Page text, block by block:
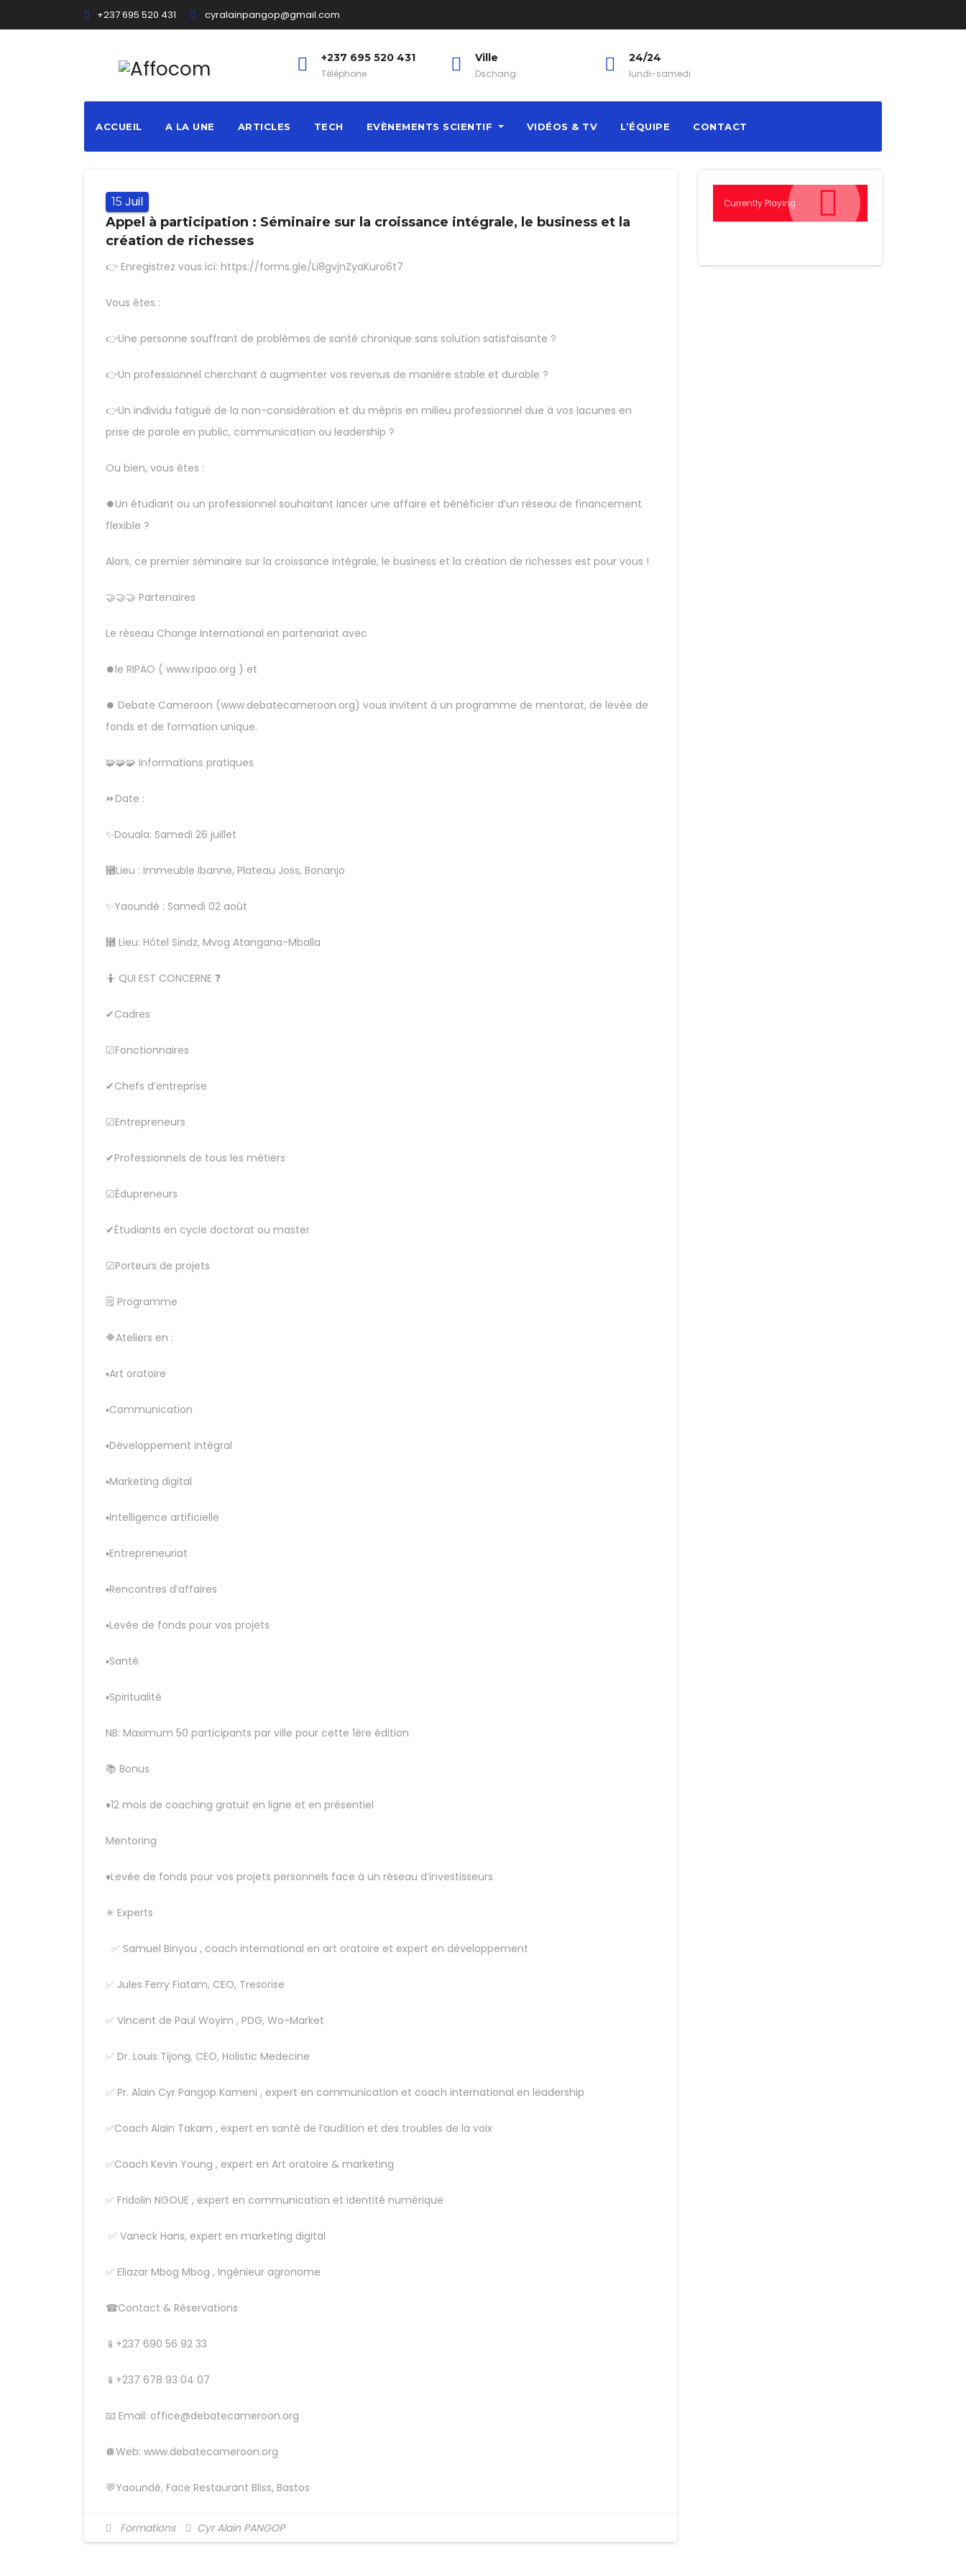
au
+237 695 520 431 cyralainpangop@gmail.com
+237 695 520 431
Téléphone
Ville
Dschang
24/24
lundi-samedi
ACCUEIL A LA UNE ARTICLES TECH EVÈNEMENTS SCIENTIF VIDÉOS & TV L’ÉQUIPE CONTACT
15 Juil
Appel à participation : Séminaire sur la croissance intégrale, le business et la
création de richesses
👉 Enregistrez vous ici: https://forms.gle/Li8gvjnZyaKuro6t7
Vous êtes :
👉Une personne souffrant de problèmes de santé chronique sans solution satisfaisante ?
👉Un professionnel cherchant à augmenter vos revenus de manière stable et durable ?
👉Un individu fatigué de la non-considération et du mépris en milieu professionnel due à vos lacunes en
prise de parole en public, communication ou leadership ?
Ou bien, vous êtes :
⏺Un étudiant ou un professionnel souhaitant lancer une affaire et bénéficier d’un réseau de financement
flexible ?
Alors, ce premier séminaire sur la croissance intégrale, le business et la création de richesses est pour vous !
🤝🤝🤝 Partenaires
Le réseau Change International en partenariat avec
⏺le RIPAO ( www.ripao.org ) et
⏺ Debate Cameroon (www.debatecameroon.org) vous invitent à un programme de mentorat, de levée de
fonds et de formation unique.
🧩🧩🧩 Informations pratiques
⏩Date :
✨Douala: Samedi 26 juillet
⿫Lieu : Immeuble Ibanne, Plateau Joss, Bonanjo
✨Yaoundé : Samedi 02 août
⿫ Lieu: Hôtel Sindz, Mvog Atangana-Mballa
🤷 QUI EST CONCERNE ❓
✔Cadres
☑Fonctionnaires
✔Chefs d’entreprise
☑Entrepreneurs
✔Professionnels de tous les métiers
☑Édupreneurs
✔Étudiants en cycle doctorat ou master
☑Porteurs de projets
🗒 Programme
🔶Ateliers en :
▪Art oratoire
▪Communication
▪Développement intégral
▪Marketing digital
▪Intelligence artificielle
▪Entrepreneuriat
▪Rencontres d’affaires
▪Levée de fonds pour vos projets
▪Santé
▪Spiritualité
NB: Maximum 50 participants par ville pour cette 1ère édition
📚 Bonus
♦12 mois de coaching gratuit en ligne et en présentiel
Mentoring
♦Levée de fonds pour vos projets personnels face à un réseau d’investisseurs
✳ Experts
✅ Samuel Binyou , coach international en art oratoire et expert en développement
✅ Jules Ferry Fiatam, CEO, Tresorise
✅ Vincent de Paul Woyim , PDG, Wo-Market
✅ Dr. Louis Tijong, CEO, Holistic Medecine
✅ Pr. Alain Cyr Pangop Kameni , expert en communication et coach international en leadership
✅Coach Alain Takam , expert en santé de l’audition et des troubles de la voix
✅Coach Kevin Young , expert en Art oratoire & marketing
✅ Fridolin NGOUE , expert en communication et identité numérique
✅ Vaneck Hans, expert en marketing digital
✅ Eliazar Mbog Mbog , Ingénieur agronome
☎Contact & Réservations
📱‪+237 690 56 92 33
📱‪‪+237 678 93 04 07
📧 Email: office@debatecameroon.org
🪩Web: ‪www.debatecameroon.org
💬Yaoundé, Face Restaurant Bliss, Bastos
Formations Cyr Alain PANGOP
Currently Playing